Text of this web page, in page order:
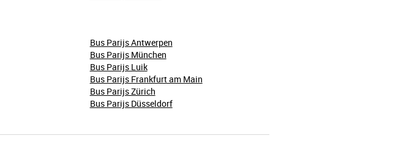
Bus Parijs Antwerpen
Bus Parijs München
Bus Parijs Luik
Bus Parijs Frankfurt am Main
Bus Parijs Zürich
Bus Parijs Düsseldorf